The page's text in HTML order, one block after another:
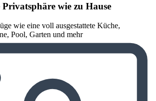
Privatsphäre wie zu Hause
wie eine voll ausgestattete Küche,
Pool, Garten und mehr